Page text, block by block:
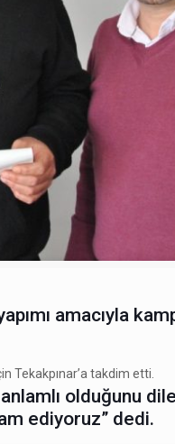
amacıyla
Tekakpınar’a takdim etti.
olduğunu
ediyoruz” dedi.